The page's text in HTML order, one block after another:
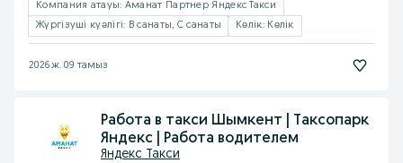
Компания атауы: Аманат Партнер Яндекс Такси
Жүргізуші куәлігі: B санаты, C санаты
Көлік: Көлік
2026 ж. 09 тамыз
Работа в такси Шымкент | Таксопарк
Яндекс | Работа водителем
Яндекс Такси